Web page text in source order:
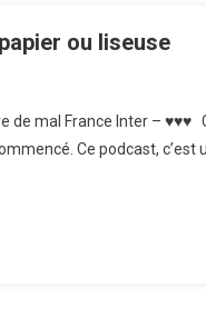
ou liseuse
mal France Inter – ♥♥♥
Ce podcast, c’est